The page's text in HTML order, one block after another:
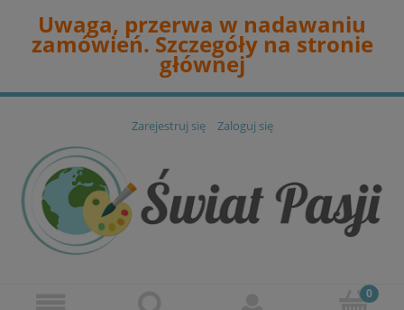
Uwaga, przerwa w nadawaniu
zamówień. Szczegóły na stronie
głównej
Zarejestruj się Zaloguj się